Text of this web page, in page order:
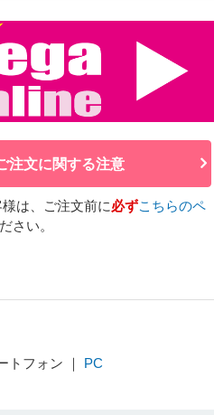
注文に関する注意
は、ご注文前に必ずこちらのペ
さい。
トフォン ｜ PC